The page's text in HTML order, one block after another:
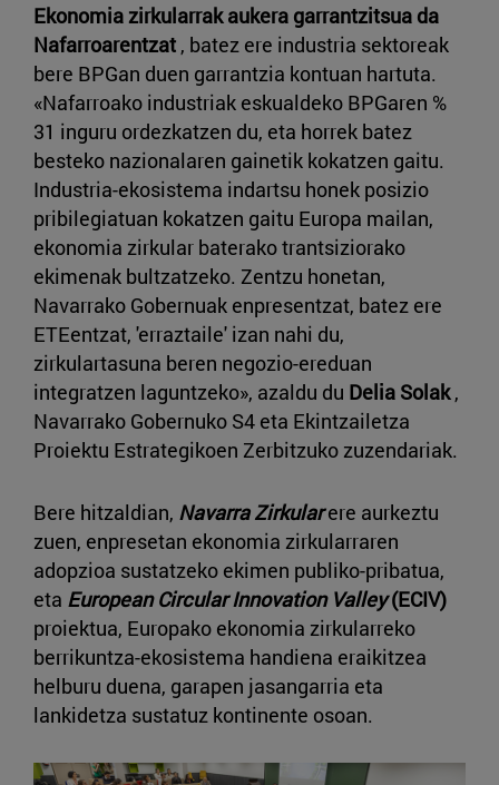
Ekonomia zirkularrak aukera garrantzitsua da
Nafarroarentzat , batez ere industria sektoreak
bere BPGan duen garrantzia kontuan hartuta.
«Nafarroako industriak eskualdeko BPGaren %
31 inguru ordezkatzen du, eta horrek batez
besteko nazionalaren gainetik kokatzen gaitu.
Industria-ekosistema indartsu honek posizio
pribilegiatuan kokatzen gaitu Europa mailan,
ekonomia zirkular baterako trantsiziorako
ekimenak bultzatzeko. Zentzu honetan,
Navarrako Gobernuak enpresentzat, batez ere
ETEentzat, 'erraztaile' izan nahi du,
zirkulartasuna beren negozio-ereduan
integratzen laguntzeko», azaldu du Delia Solak,
Navarrako Gobernuko S4 eta Ekintzailetza
Proiektu Estrategikoen Zerbitzuko zuzendariak.
Bere hitzaldian, Navarra Zirkularere aurkeztu
zuen, enpresetan ekonomia zirkularraren
adopzioa sustatzeko ekimen publiko-pribatua,
eta European Circular Innovation Valley(ECIV)
proiektua, Europako ekonomia zirkularreko
berrikuntza-ekosistema handiena eraikitzea
helburu duena, garapen jasangarria eta
lankidetza sustatuz kontinente osoan.